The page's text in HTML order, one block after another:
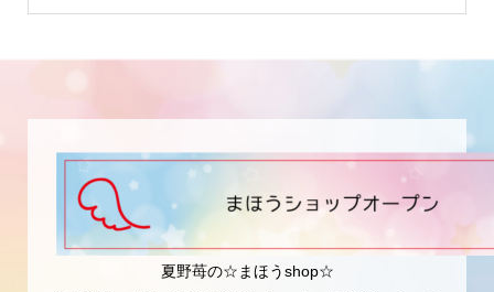
夏野苺の☆まほうshop☆